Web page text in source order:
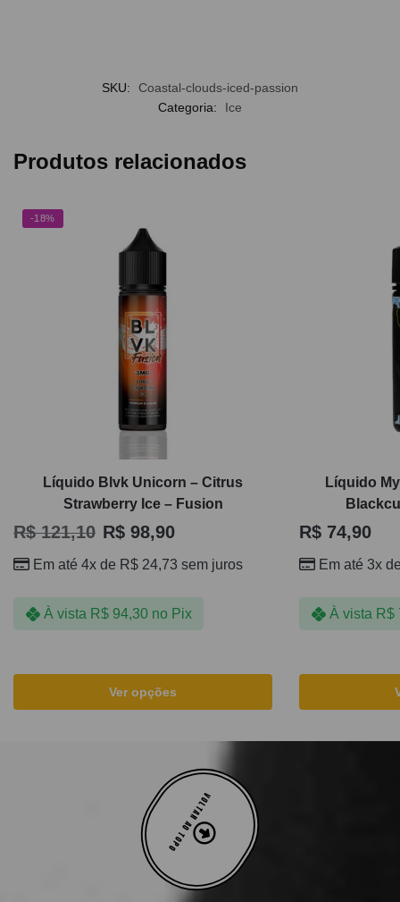
SKU:
Coastal-clouds-iced-passion
Categoria:
Ice
Produtos relacionados
-18%
Líquido Blvk Unicorn – Citrus
Strawberry Ice – Fusion
R$121,10 R$ 98,90
Em até 4x de R$ 24,73 sem juros
À vista R$94,30 no Pix
Ver opções
Líquido
R$ 74,90
Em até 3x
À vista R$
VOLTAR AO TOPO